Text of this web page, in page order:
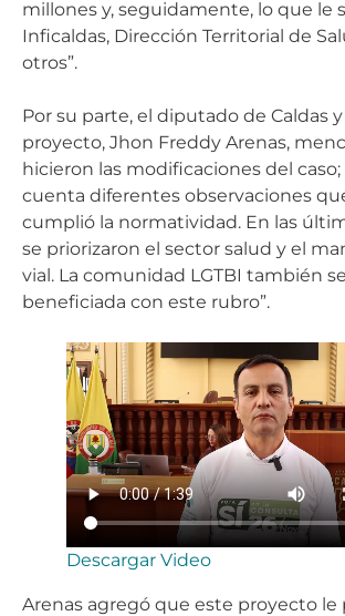
millones y, seguidamente, lo que le
Inficaldas, Dirección Territorial de
otros”.
Por su parte, el diputado de Caldas
proyecto, Jhon Freddy Arenas,
hicieron las modificaciones del
cuenta diferentes observaciones
cumplió la normatividad. En las
se priorizaron el sector salud y el
vial. La comunidad LGTBI también
beneficiada con este rubro”.
Descargar Video
Arenas agregó que este proyecto le